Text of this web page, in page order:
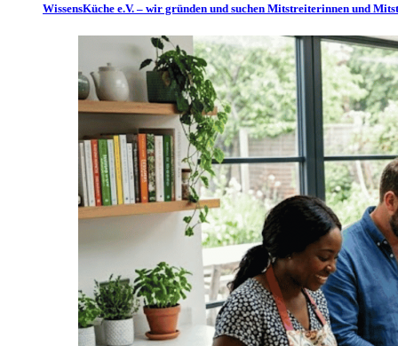
WissensKüche e.V. – wir gründen und suchen Mitstreiterinnen und